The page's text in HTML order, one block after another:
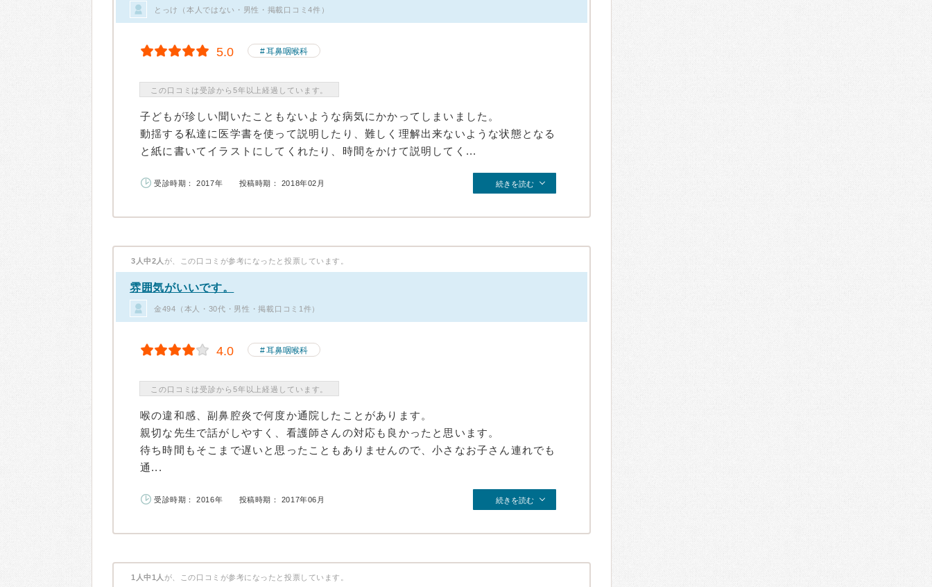
とっけ（本人ではない・男性・掲載口コミ4件）
5.0 耳鼻咽喉科
この口コミは受診から5年以上経過しています。
子どもが珍しい聞いたこともないような病気にかかってしまいました。
動揺する私達に医学書を使って説明したり、難しく理解出来ないような状態となる
と紙に書いてイラストにしてくれたり、時間をかけて説明してく...
受診時期： 2017年 投稿時期： 2018年02月 続きを読む
3人中2人 が、この口コミが参考になったと投票しています。
雰囲気がいいです。
金494（本人・30代・男性・掲載口コミ1件）
4.0 耳鼻咽喉科
この口コミは受診から5年以上経過しています。
喉の違和感、副鼻腔炎で何度か通院したことがあります。
親切な先生で話がしやすく、看護師さんの対応も良かったと思います。
待ち時間もそこまで遅いと思ったこともありませんので、小さなお子さん連れでも
通...
受診時期： 2016年 投稿時期： 2017年06月 続きを読む
1人中1人 が、この口コミが参考になったと投票しています。